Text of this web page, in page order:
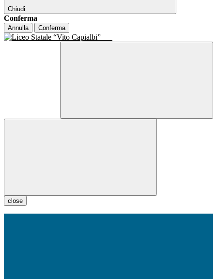
Chiudi
Conferma
Annulla Conferma
close